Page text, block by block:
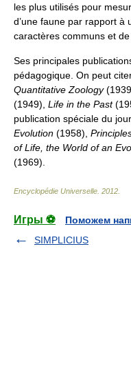
les plus utilisés pour
d’une faune par rapport à
caractères communs et
Ses principales
pédagogique. On peut
Quantitative Zoology
(1949), Life in the Past
publication spéciale du
Evolution (1958),
of Life, the World of an
(1969).
Encyclopédie Universelle 2012
Игры ⚽
Поможем
SIMPLICIUS